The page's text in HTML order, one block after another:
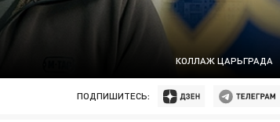
КОЛЛАЖ ЦАРЬГРАДА
ПОДПИШИТЕСЬ: